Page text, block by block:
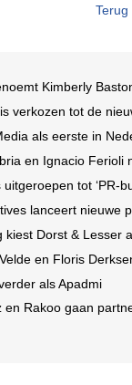
Kimberly
verkozen tot de
als eerste in
en Ignacio Ferioli
tot ‘PR-
lanceert nieuwe
kiest Dorst & Lesser
en Floris Derksen
als Apadmi
en Rakoo gaan